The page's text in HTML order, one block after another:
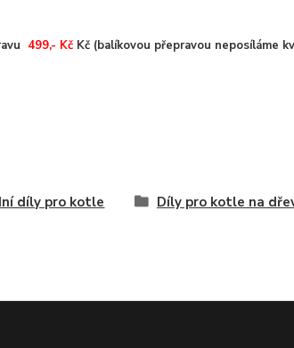
499,- Kč Kč (balíkovou přepravou neposíláme
díly pro kotle
Díly pro kotle na